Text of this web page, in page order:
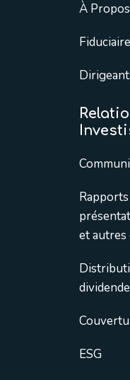
À Propos
et autres
ESG